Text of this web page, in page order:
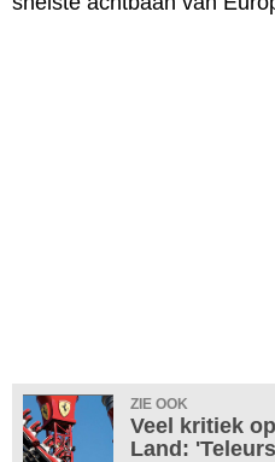
ZIE OOK
Veel kritiek
Land: